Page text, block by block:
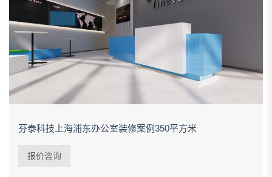
芬泰科技上海浦东办公室装修案例350平方米
报价咨询